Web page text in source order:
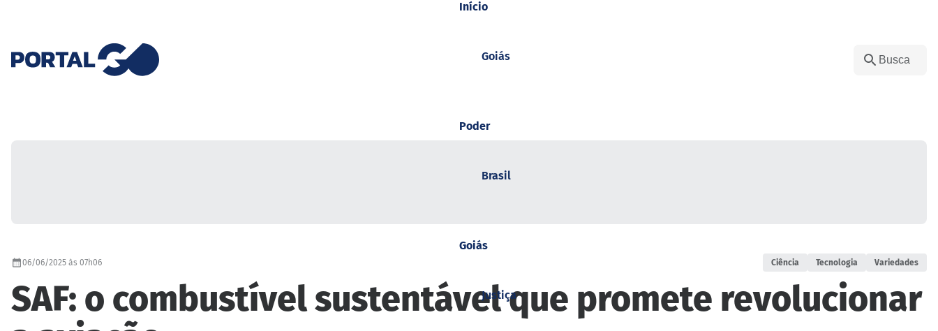
Goiás
Brasil
Justiça
Início
Poder
Goiás
06/06/2025 às 07h06 Ciência Tecnologia Variedades
SAF: o combustível sustentável que promete revolucionar